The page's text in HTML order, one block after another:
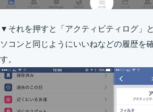
▼それを押すと「アクティビティログ」
ソコンと同じようにいいねなどの履歴を
す。